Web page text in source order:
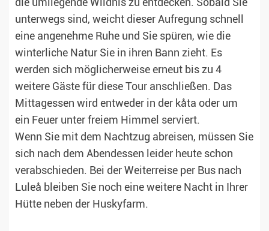
die umliegende Wildnis zu entdecken. Sobald Sie
unterwegs sind, weicht dieser Aufregung schnell
eine angenehme Ruhe und Sie spüren, wie die
winterliche Natur Sie in ihren Bann zieht. Es
werden sich möglicherweise erneut bis zu 4
weitere Gäste für diese Tour anschließen. Das
Mittagessen wird entweder in der kåta oder um
ein Feuer unter freiem Himmel serviert.
Wenn Sie mit dem Nachtzug abreisen, müssen Sie
sich nach dem Abendessen leider heute schon
verabschieden. Bei der Weiterreise per Bus nach
Luleå bleiben Sie noch eine weitere Nacht in Ihrer
Hütte neben der Huskyfarm.